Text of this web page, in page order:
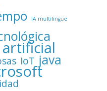
IA multilingüe
IoT java